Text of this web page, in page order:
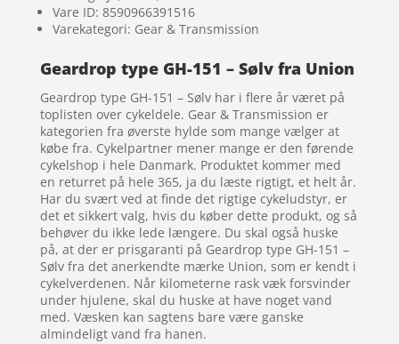
Vare ID: 8590966391516
Varekategori: Gear & Transmission
Geardrop type GH-151 – Sølv fra Union
Geardrop type GH-151 – Sølv har i flere år været på
toplisten over cykeldele. Gear & Transmission er
kategorien fra øverste hylde som mange vælger at
købe fra. Cykelpartner mener mange er den førende
cykelshop i hele Danmark. Produktet kommer med
en returret på hele 365, ja du læste rigtigt, et helt år.
Har du svært ved at finde det rigtige cykeludstyr, er
det et sikkert valg, hvis du køber dette produkt, og så
behøver du ikke lede længere. Du skal også huske
på, at der er prisgaranti på Geardrop type GH-151 –
Sølv fra det anerkendte mærke Union, som er kendt i
cykelverdenen. Når kilometerne rask væk forsvinder
under hjulene, skal du huske at have noget vand
med. Væsken kan sagtens bare være ganske
almindeligt vand fra hanen.